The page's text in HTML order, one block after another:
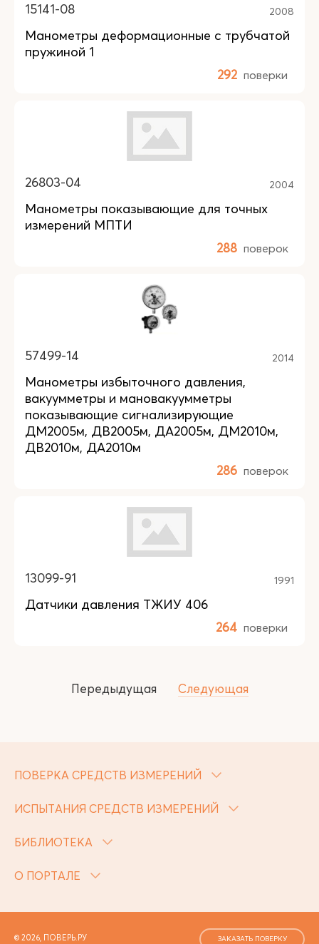
15141-08 2008
Манометры деформационные с трубчатой
пружиной 1
292 поверки
26803-04 2004
Манометры показывающие для точных
измерений МПТИ
288 поверок
57499-14 2014
Манометры избыточного давления,
вакуумметры и мановакуумметры
показывающие сигнализирующие
ДМ2005м, ДВ2005м, ДА2005м, ДМ2010м,
ДВ2010м, ДА2010м
286 поверок
13099-91 1991
Датчики давления ТЖИУ 406
264 поверки
Передыдущая Следующая
ПОВЕРКА СРЕДСТВ ИЗМЕРЕНИЙ
ИСПЫТАНИЯ СРЕДСТВ ИЗМЕРЕНИЙ
БИБЛИОТЕКА
О ПОРТАЛЕ
© 2026, ПОВЕРЬ.РУ ЗАКАЗАТЬ ПОВЕРКУ